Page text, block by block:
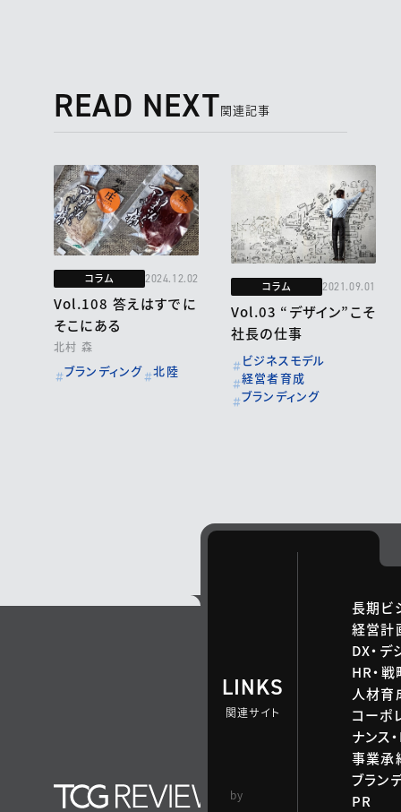
READ NEXT関連記事
コラム 2024.12.02
Vol.108 答えはすでに
そこにある
北村 森
ブランディング 北陸
コラム 2021.09.01
Vol.03 “デザイン”こそ
社長の仕事
ビジネスモデル
経営者育成
ブランディング
LINKS
関連サイト
長期ビ
経営計
DX・デ
HR・
人材育
コーポ
ナンス
事業承
ブラン
PR
by